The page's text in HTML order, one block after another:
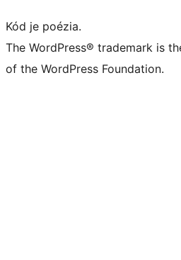
Kód je poézia.
The WordPress® trademark is
of the WordPress Foundation.